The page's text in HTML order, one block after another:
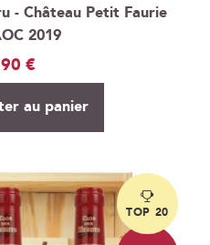
- Château Petit Faurie
2019
€
au panier
TOP 20